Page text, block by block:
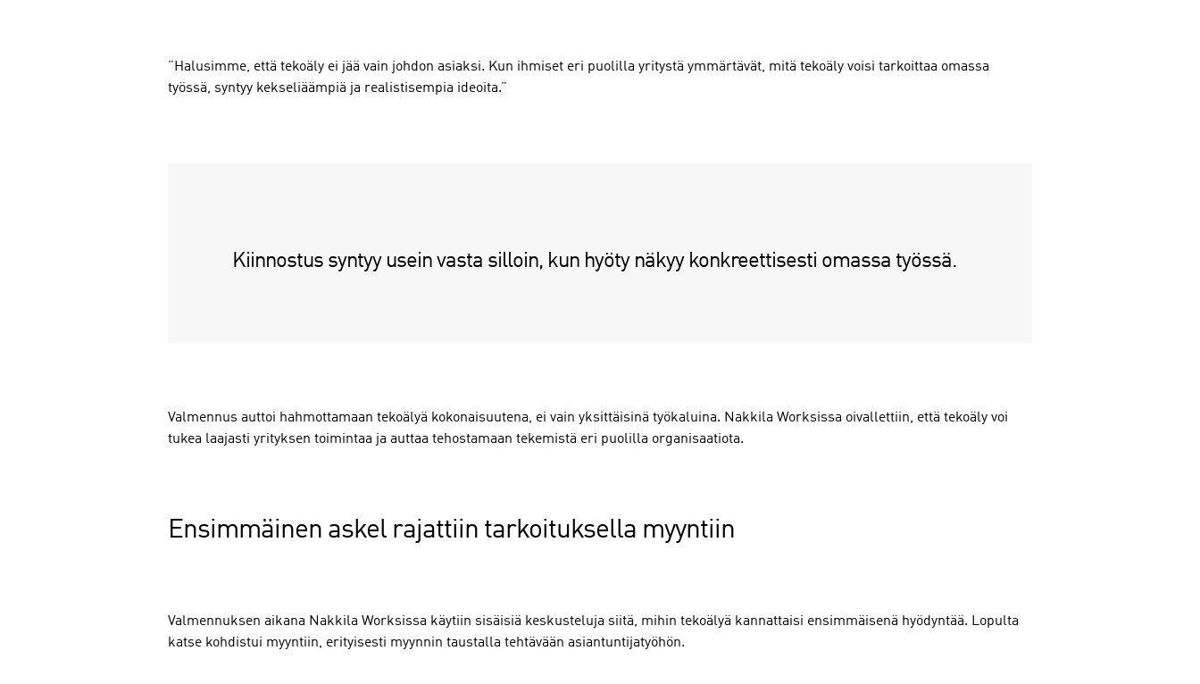
”Halusimme, että tekoäly ei jää vain johdon asiaksi. Kun ihmiset eri puolilla yritystä ymmärtävät, mitä tekoäly voisi tarkoittaa omassa
työssä, syntyy kekseliäämpiä ja realistisempia ideoita.”
Kiinnostus syntyy usein vasta silloin, kun hyöty näkyy konkreettisesti omassa työssä.
Valmennus auttoi hahmottamaan tekoälyä kokonaisuutena, ei vain yksittäisinä työkaluina. Nakkila Worksissa oivallettiin, että tekoäly voi
tukea laajasti yrityksen toimintaa ja auttaa tehostamaan tekemistä eri puolilla organisaatiota.
Ensimmäinen askel rajattiin tarkoituksella myyntiin
Valmennuksen aikana Nakkila Worksissa käytiin sisäisiä keskusteluja siitä, mihin tekoälyä kannattaisi ensimmäisenä hyödyntää. Lopulta
katse kohdistui myyntiin, erityisesti myynnin taustalla tehtävään asiantuntijatyöhön.